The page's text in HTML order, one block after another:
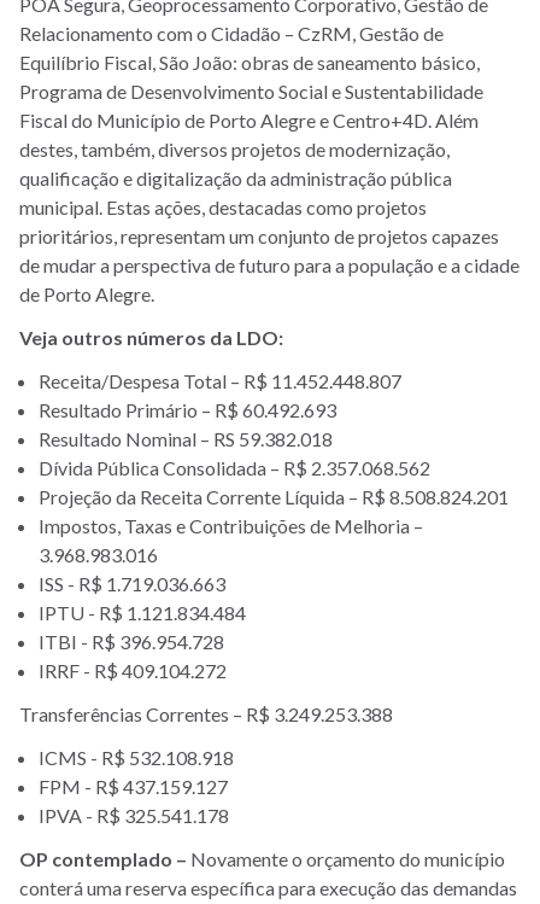
Relacionamento com o Cidadão – CzRM, Gestão de
Equilíbrio Fiscal, São João: obras de saneamento básico,
Programa de Desenvolvimento Social e Sustentabilidade
Fiscal do Município de Porto Alegre e Centro+4D. Além
destes, também, diversos projetos de modernização,
qualificação e digitalização da administração pública
municipal. Estas ações, destacadas como projetos
prioritários, representam um conjunto de projetos capazes
de mudar a perspectiva de futuro para a população e a cidade
de Porto Alegre.
Veja outros números da LDO:
Receita/Despesa Total – R$ 11.452.448.807
Resultado Primário – R$ 60.492.693
Resultado Nominal – RS 59.382.018
Dívida Pública Consolidada – R$ 2.357.068.562
Projeção da Receita Corrente Líquida – R$ 8.508.824.201
Impostos, Taxas e Contribuições de Melhoria –
3.968.983.016
ISS - R$ 1.719.036.663
IPTU - R$ 1.121.834.484
ITBI - R$ 396.954.728
IRRF - R$ 409.104.272
Transferências Correntes – R$ 3.249.253.388
ICMS - R$ 532.108.918
FPM - R$ 437.159.127
IPVA - R$ 325.541.178
OP contemplado – Novamente o orçamento do município
conterá uma reserva específica para execução das demandas